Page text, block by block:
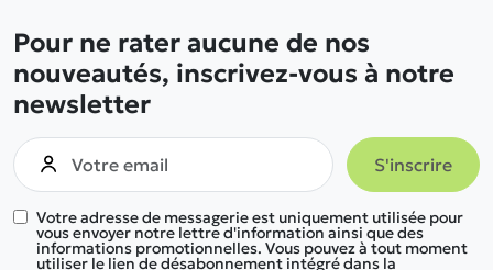
Pour ne rater aucune de nos
nouveautés, inscrivez-vous à notre
newsletter
Votre adresse de messagerie est uniquement utilisée pour
vous envoyer notre lettre d'information ainsi que des
informations promotionnelles. Vous pouvez à tout moment
utiliser le lien de désabonnement intégré dans la